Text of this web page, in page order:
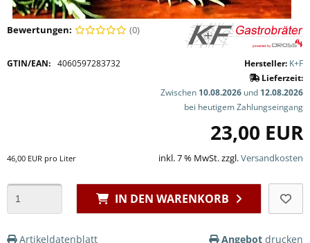
Bewertungen: (0)
GTIN/EAN: 4060597283732 Hersteller: K+F
Lieferzeit:
Zwischen 10.08.2026 und 12.08.2026
bei heutigem Zahlungseingang
23,00 EUR
46,00 EUR pro Liter inkl. 7 % MwSt. zzgl.Versandkosten
IN DEN WARENKORB
Artikeldatenblatt
Angebot drucken